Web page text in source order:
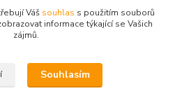
Váš souhlas s použitím souborů
informace týkající se Vašich
zájmů.
Souhlasím